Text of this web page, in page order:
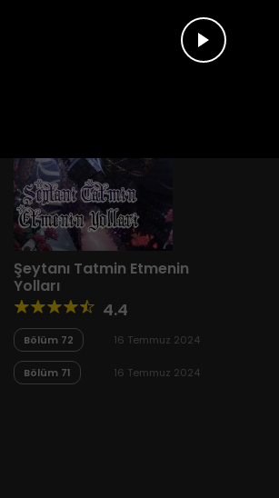
Şeytanı Tatmin Etmenin
Yolları
4.4
Bölüm 72 16 Temmuz 2024
Bölüm 71 16 Temmuz 2024